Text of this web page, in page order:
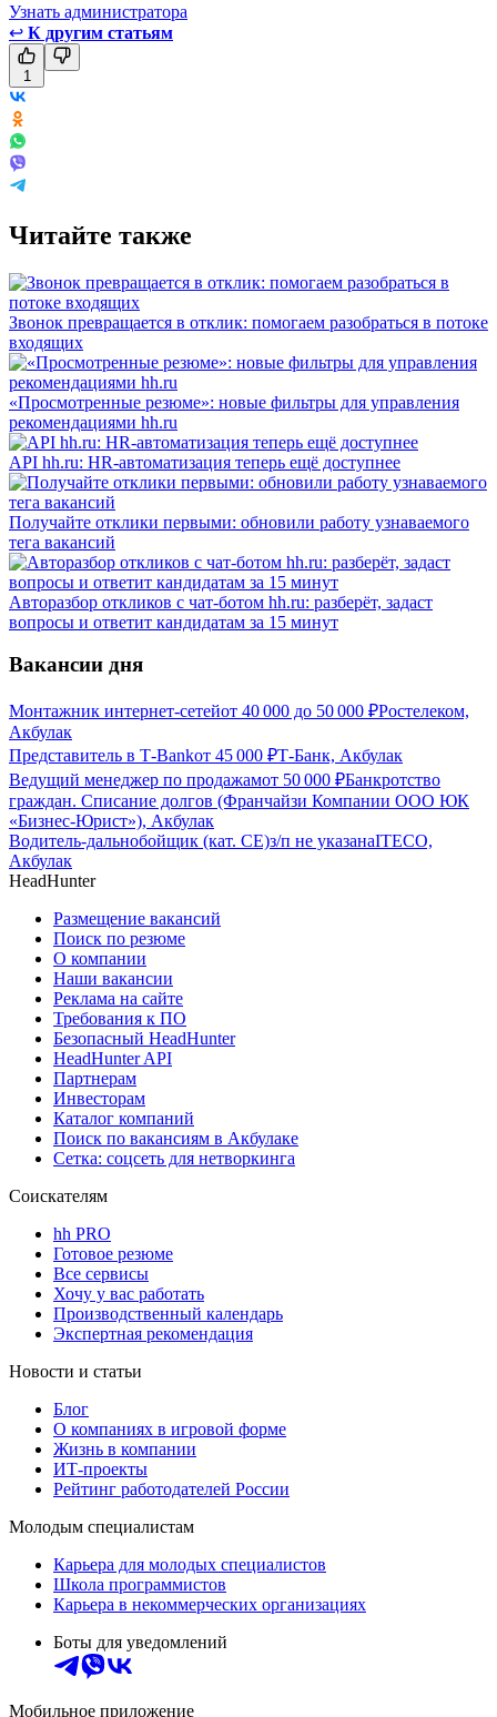
Узнать администратора
↩ К другим статьям
1
Читайте также
Звонок превращается в отклик: помогаем разобраться в потоке
входящих
«Просмотренные резюме»: новые фильтры для управления
рекомендациями hh.ru
API hh.ru: HR-автоматизация теперь ещё доступнее
Получайте отклики первыми: обновили работу узнаваемого
тега вакансий
Авторазбор откликов с чат-ботом hh.ru: разберёт, задаст
вопросы и ответит кандидатам за 15 минут
Вакансии дня
Монтажник интернет-сетейот 40 000 до 50 000 ₽Ростелеком,
Акбулак
Представитель в Т-Bankот 45 000 ₽Т-Банк, Акбулак
Ведущий менеджер по продажамот 50 000 ₽Банкротство
граждан. Списание долгов (Франчайзи Компании ООО ЮК
«Бизнес-Юрист»), Акбулак
Водитель-дальнобойщик (кат. CE)з/п не указанаITECO,
Акбулак
HeadHunter
Размещение вакансий
Поиск по резюме
О компании
Наши вакансии
Реклама на сайте
Требования к ПО
Безопасный HeadHunter
HeadHunter API
Партнерам
Инвесторам
Каталог компаний
Поиск по вакансиям в Акбулаке
Сетка: соцсеть для нетворкинга
Соискателям
hh PRO
Готовое резюме
Все сервисы
Хочу у вас работать
Производственный календарь
Экспертная рекомендация
Новости и статьи
Блог
О компаниях в игровой форме
Жизнь в компании
ИТ-проекты
Рейтинг работодателей России
Молодым специалистам
Карьера для молодых специалистов
Школа программистов
Карьера в некоммерческих организациях
Боты для уведомлений
Мобильное приложение